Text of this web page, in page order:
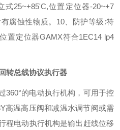
式25~+85'C,位置定位器-20~+7
腐蚀性物质。 10、防护等级:符
置定位器GAMX符合1EC14 lp4
转总线协议执行器
360°的电动执行机构，可用于控
高温高压阀和减温水调节阀或需
程电动执行机构是输出赶线位移